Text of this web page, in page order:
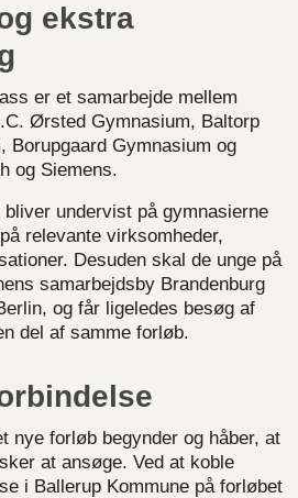
ekstra
er et samarbejde mellem
Ørsted Gymnasium, Baltorp
Borupgaard Gymnasium og
og Siemens.
undervist på gymnasierne
relevante virksomheder,
Desuden skal de unge på
samarbejdsby Brandenburg
og får ligeledes besøg af
del af samme forløb.
nye forløb begynder og håber, at
at ansøge. Ved at koble
i Ballerup Kommune på forløbet